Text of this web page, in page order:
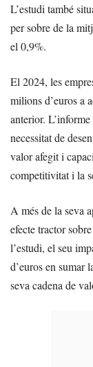
L’estudi també
per sobre de la
el 0,9%.
El 2024, les
milions d’euros a
anterior.
necessitat de
valor afegit i
competitivitat i la
A més de la seva
efecte tractor
l’estudi, el seu
d’euros en sumar
seva cadena de